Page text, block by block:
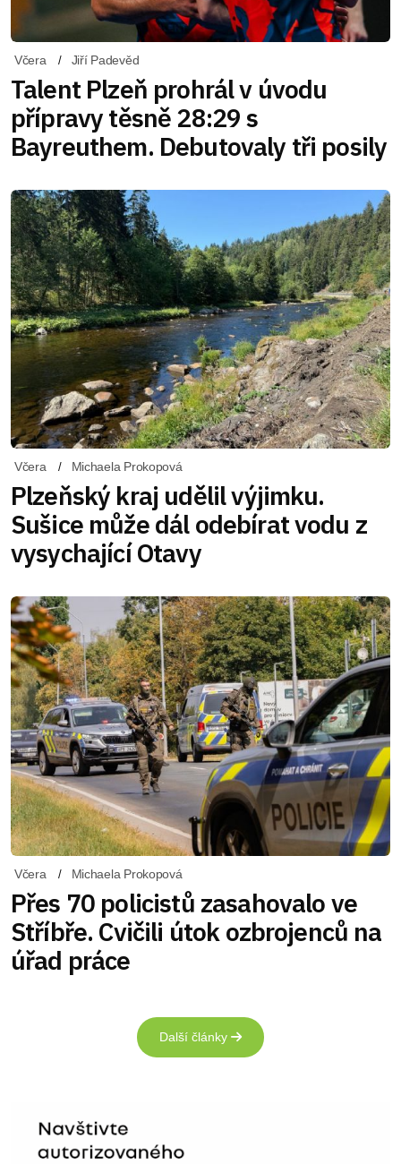
Včera Jiří Padevěd
Talent Plzeň prohrál v úvodu
přípravy těsně 28:29 s
Bayreuthem. Debutovaly tři posily
Včera Michaela Prokopová
Plzeňský kraj udělil výjimku.
Sušice může dál odebírat vodu z
vysychající Otavy
Včera Michaela Prokopová
Přes 70 policistů zasahovalo ve
Stříbře. Cvičili útok ozbrojenců na
úřad práce
Další články